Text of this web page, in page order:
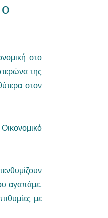
στο
της
στον
αγαπάμε,
με